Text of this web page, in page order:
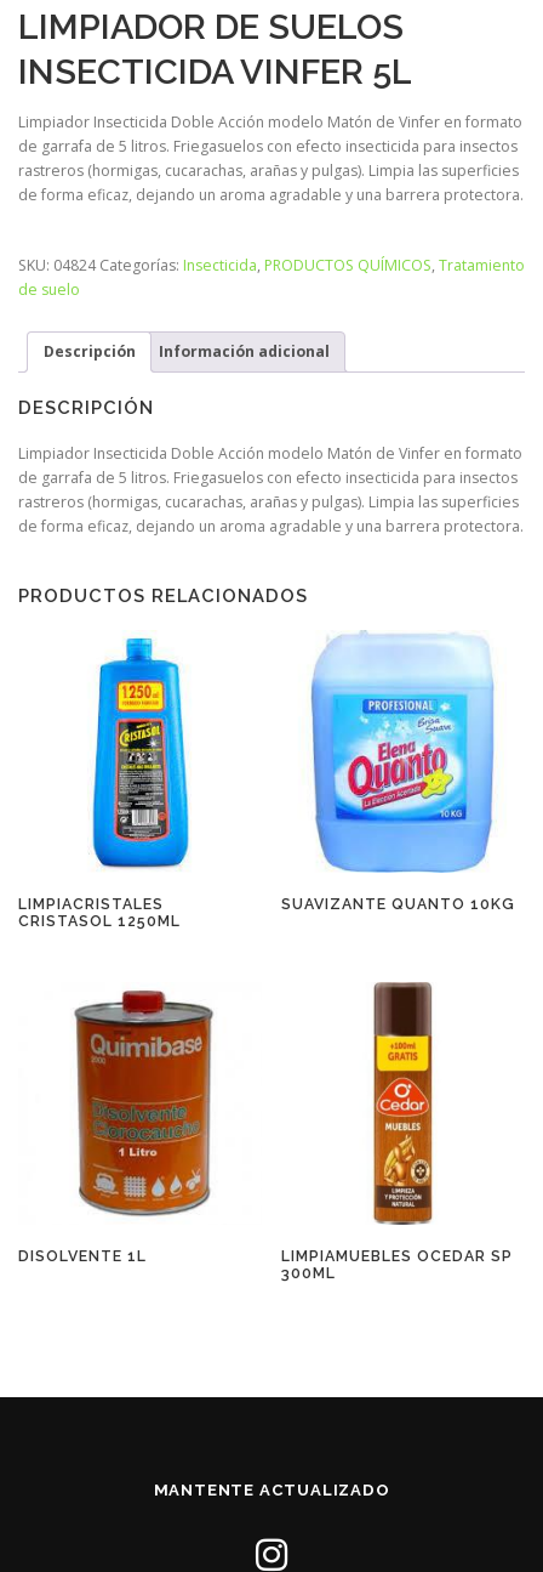
LIMPIADOR DE SUELOS
INSECTICIDA VINFER 5L
Limpiador Insecticida Doble Acción modelo Matón de Vinfer en formato
de garrafa de 5 litros. Friegasuelos con efecto insecticida para insectos
rastreros (hormigas, cucarachas, arañas y pulgas). Limpia las superficies
de forma eficaz, dejando un aroma agradable y una barrera protectora.
SKU: 04824 Categorías: Insecticida, PRODUCTOS QUÍMICOS, Tratamiento
de suelo
Descripción Información adicional
DESCRIPCIÓN
Limpiador Insecticida Doble Acción modelo Matón de Vinfer en formato
de garrafa de 5 litros. Friegasuelos con efecto insecticida para insectos
rastreros (hormigas, cucarachas, arañas y pulgas). Limpia las superficies
de forma eficaz, dejando un aroma agradable y una barrera protectora.
PRODUCTOS RELACIONADOS
LIMPIACRISTALES
CRISTASOL 1250ML
SUAVIZANTE QUANTO 10KG
DISOLVENTE 1L
LIMPIAMUEBLES OCEDAR SP
300ML
MANTENTE ACTUALIZADO